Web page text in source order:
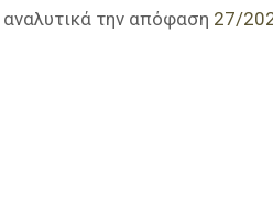
την απόφαση 27/